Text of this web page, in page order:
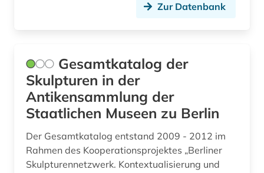
Zur Datenbank
Gesamtkatalog der
Skulpturen in der
Antikensammlung der
Staatlichen Museen zu Berlin
Der Gesamtkatalog entstand 2009 - 2012 im
Rahmen des Kooperationsprojektes „Berliner
Skulpturennetzwerk. Kontextualisierung und